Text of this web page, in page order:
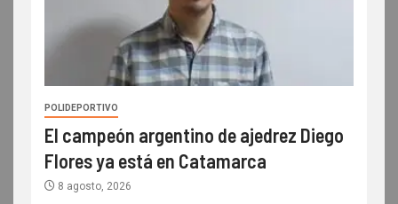
POLIDEPORTIVO
El campeón argentino de ajedrez Diego
Flores ya está en Catamarca
8 agosto, 2026